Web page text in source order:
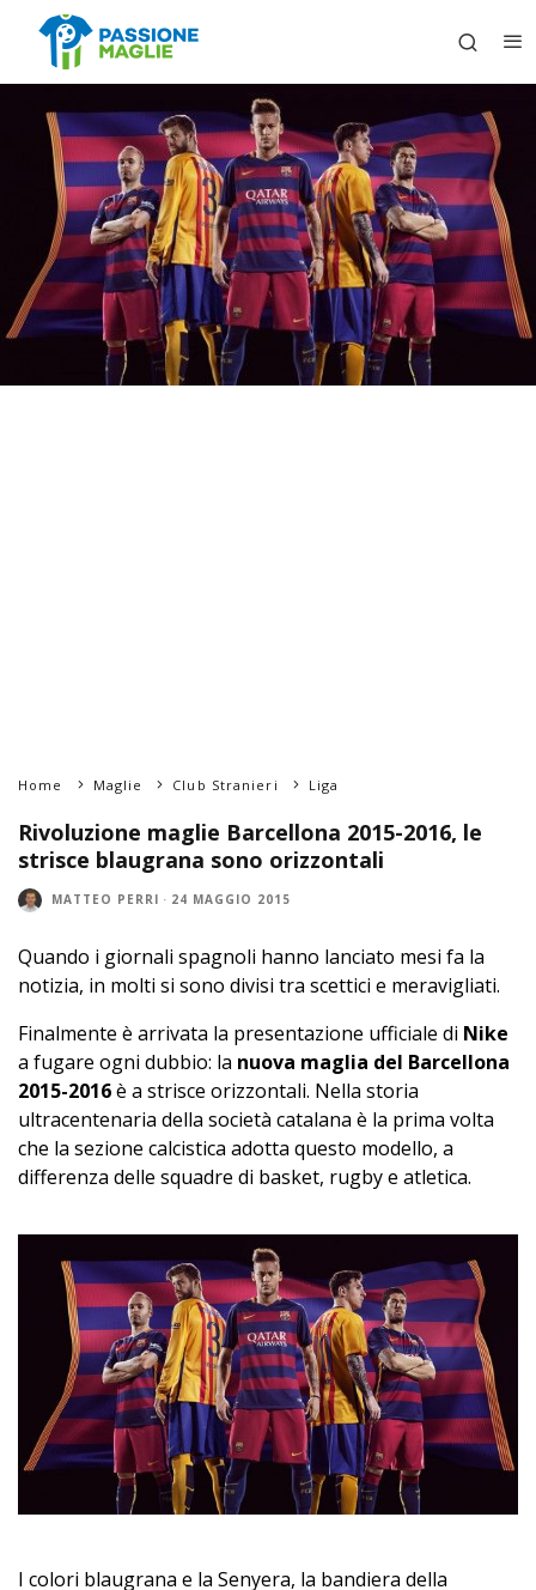
Home Maglie Club Stranieri Liga
Rivoluzione maglie Barcellona 2015-2016, le
strisce blaugrana sono orizzontali
MATTEO PERRI · 24 MAGGIO 2015
Quando i giornali spagnoli hanno lanciato mesi fa la
notizia, in molti si sono divisi tra scettici e meravigliati.
Finalmente è arrivata la presentazione ufficiale di Nike
a fugare ogni dubbio: la nuova maglia del Barcellona
2015-2016è a strisce orizzontali. Nella storia
ultracentenaria della società catalana è la prima volta
che la sezione calcistica adotta questo modello, a
differenza delle squadre di basket, rugby e atletica.
I colori blaugrana e la Senyera, la bandiera della